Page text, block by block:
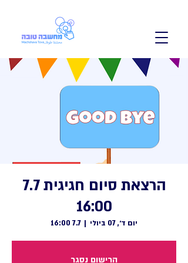
הרצאת סיום חגיגית 7.7
16:00
יום ד׳, 07 ביולי
  |
7.7 16:00
הרישום נסגר